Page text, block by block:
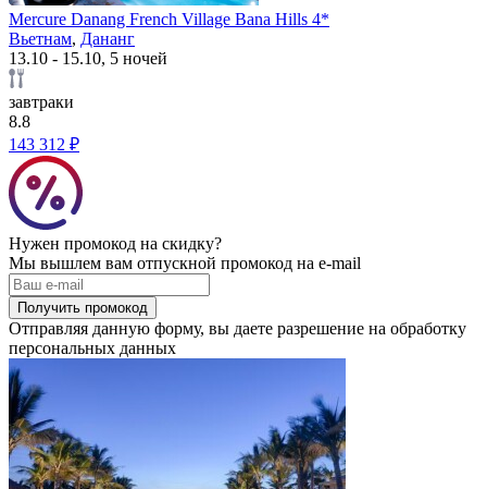
Mercure Danang French Village Bana Hills 4*
Вьетнам, Дананг
13.10 - 15.10, 5 ночей
завтраки
8.8
143 312 ₽
Нужен промокод на скидку?
Мы вышлем вам отпускной промокод на e-mail
Получить промокод
Отправляя данную форму, вы даете разрешение на обработку
персональных данных